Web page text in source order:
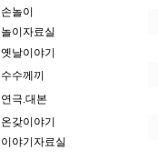
손놀이
놀이자료실
옛날이야기
수수께끼
연극.대본
온갖이야기
이야기자료실